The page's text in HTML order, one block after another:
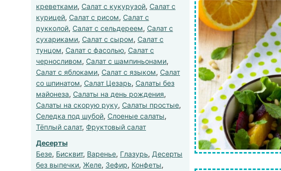
креветками, Салат с кукурузой, Салат с
курицей, Салат с рисом, Салат с
рукколой, Салат с сельдереем, Салат с
сухариками, Салат с сыром, Салат с
тунцом, Салат с фасолью, Салат с
черносливом, Салат с шампиньонами,
Салат с яблоками, Салат с языком, Салат
со шпинатом, Салат Цезарь, Салаты без
майонеза, Салаты на день рождения,
Салаты на скорую руку, Салаты простые,
Селедка под шубой, Слоеные салаты,
Тёплый салат, Фруктовый салат
Десерты
Безе, Бисквит, Варенье, Глазурь, Десерты
без выпечки, Желе, Зефир, Конфеты,